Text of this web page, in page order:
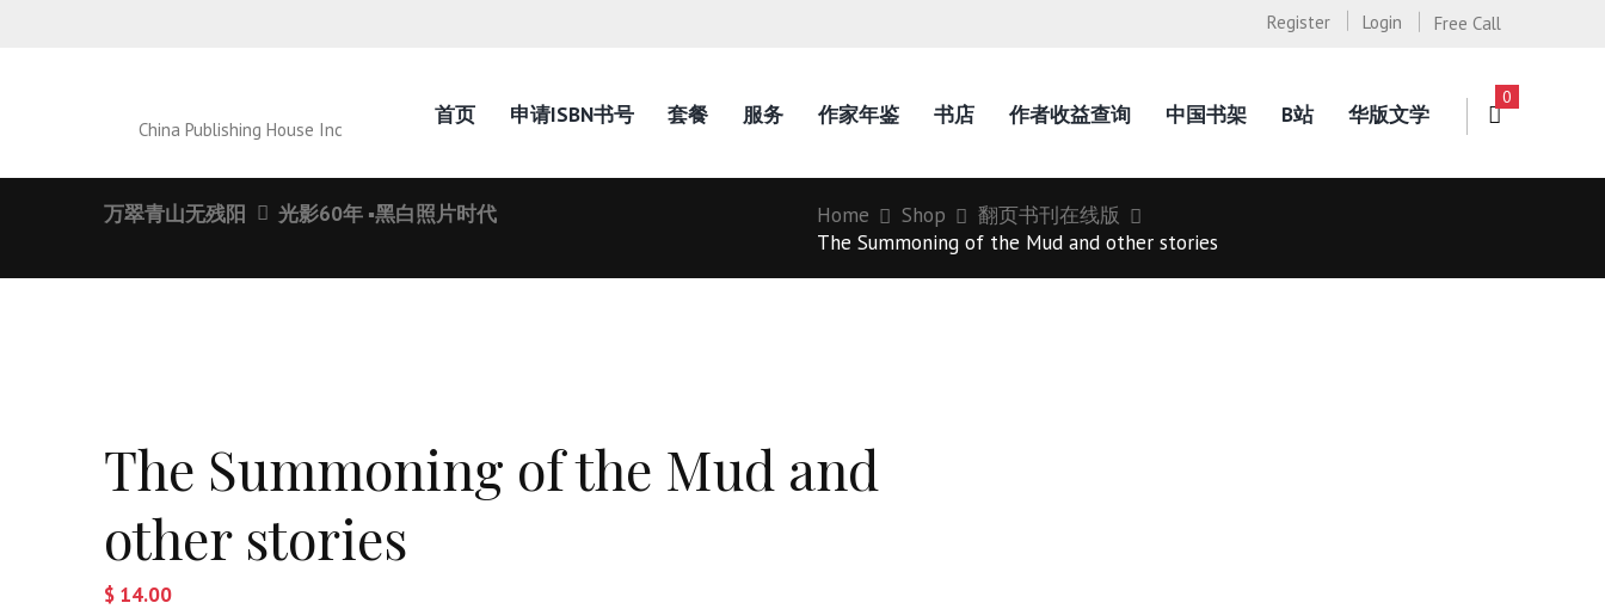
Free Call
Register Login
China Publishing House Inc
首页 申请ISBN书号 套餐 服务 作家年鉴 书店 作者收益查询 中国书架 B站 华版文学
0
万翠青山无残阳 光影60年 ▪黑白照片时代 Home Shop
翻页书刊在线版
The Summoning of the Mud and other stories
The Summoning of the Mud and
other stories
$ 14.00